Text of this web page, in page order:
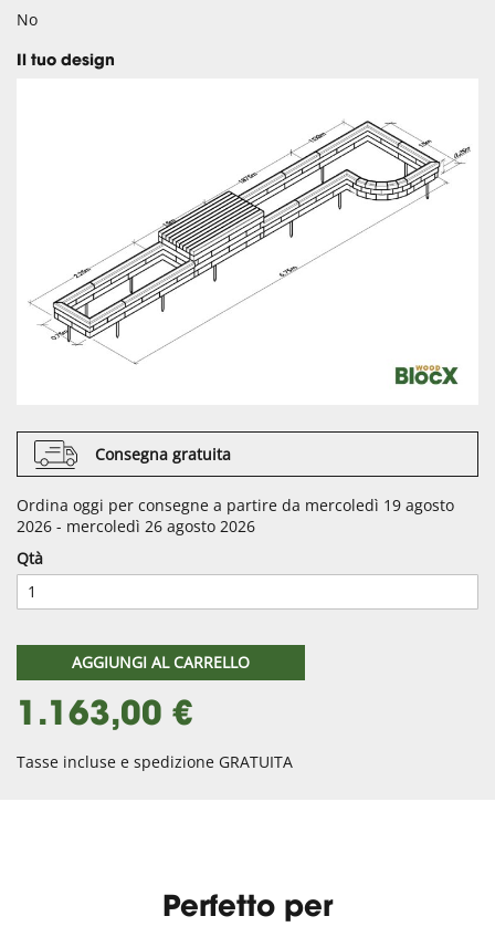
No
Il tuo design
Consegna gratuita
Ordina oggi per consegne a partire da mercoledì 19 agosto
2026 - mercoledì 26 agosto 2026
Qtà
AGGIUNGI AL CARRELLO
1.163,00 €
Tasse incluse e spedizione GRATUITA
Perfetto per